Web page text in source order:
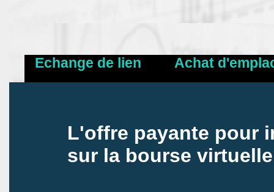
Echange de lien Achat
L'offre payante pour
sur la bourse